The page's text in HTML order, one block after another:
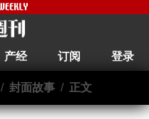
产经 订阅 登录
/ 封面故事/ 正文